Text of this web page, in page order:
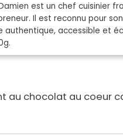
est un chef cuisinier
Il est reconnu pour
authentique, accessible et
au chocolat au coeur